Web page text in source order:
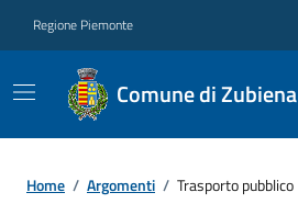
Regione Piemonte
Comune di Zubiena
Home / Argomenti / Trasporto pubblico